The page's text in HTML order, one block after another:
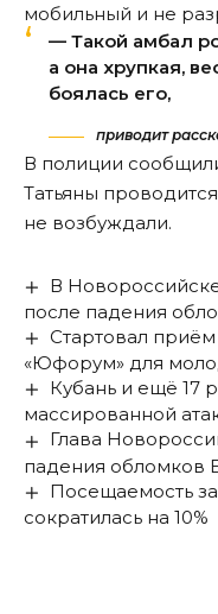
мобильный и не
— Такой амбал
а она хрупкая,
боялась его,
приводит
В полиции
Татьяны
не возбуждали.
В
после падения
Стартовал
«Юфорум» для
Кубань и ещё 17
массированной
Глава
падения обломков
Посещаемость
сократилась на 10%